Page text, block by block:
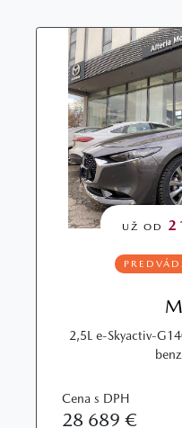
UŽ OD
2,5L e-Skyactiv-
Cena s DPH
28 689 €